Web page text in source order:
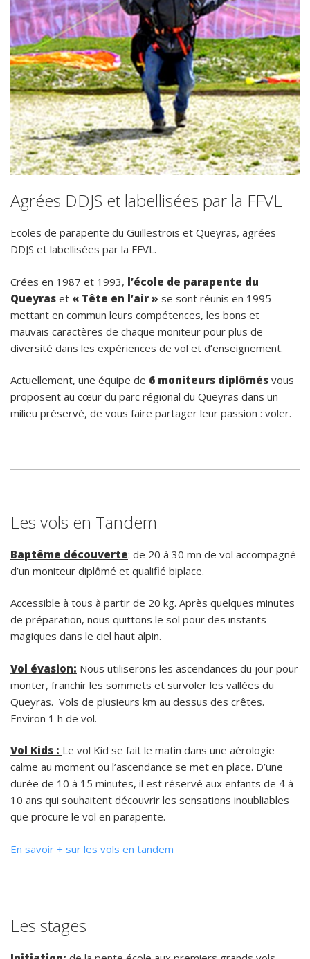
Agrées DDJS et labellisées par la FFVL
Ecoles de parapente du Guillestrois et Queyras, agrées
DDJS et labellisées par la FFVL.
Crées en 1987 et 1993, l’école de parapente du
Queyras et « Tête en l’air » se sont réunis en 1995
mettant en commun leurs compétences, les bons et
mauvais caractères de chaque moniteur pour plus de
diversité dans les expériences de vol et d’enseignement.
Actuellement, une équipe de 6 moniteurs diplômés vous
proposent au cœur du parc régional du Queyras dans un
milieu préservé, de vous faire partager leur passion : voler.
Les vols en Tandem
Baptême découverte: de 20 à 30 mn de vol accompagné
d’un moniteur diplômé et qualifié biplace.
Accessible à tous à partir de 20 kg. Après quelques minutes
de préparation, nous quittons le sol pour des instants
magiques dans le ciel haut alpin.
Vol évasion: Nous utiliserons les ascendances du jour pour
monter, franchir les sommets et survoler les vallées du
Queyras. Vols de plusieurs km au dessus des crêtes.
Environ 1 h de vol.
Vol Kids : Le vol Kid se fait le matin dans une aérologie
calme au moment ou l’ascendance se met en place. D’une
durée de 10 à 15 minutes, il est réservé aux enfants de 4 à
10 ans qui souhaitent découvrir les sensations inoubliables
que procure le vol en parapente.
En savoir + sur les vols en tandem
Les stages